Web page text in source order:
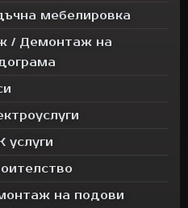
мебелировка
/ Демонтаж на
услуги
на подови